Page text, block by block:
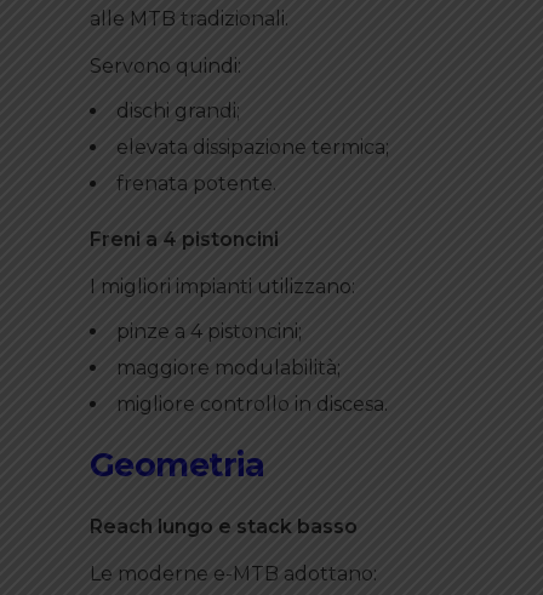
alle MTB tradizionali.
Servono quindi:
dischi grandi;
elevata dissipazione termica;
frenata potente.
Freni a 4 pistoncini
I migliori impianti utilizzano:
pinze a 4 pistoncini;
maggiore modulabilità;
migliore controllo in discesa.
Geometria
Reach lungo e stack basso
Le moderne e-MTB adottano: